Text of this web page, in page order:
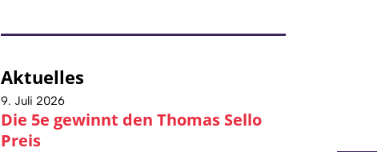
Aktuelles
9. Juli 2026
Die 5e gewinnt den Thomas Sello
Preis